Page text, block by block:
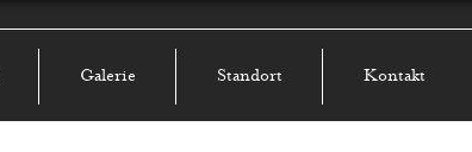
Galerie Standort Kontakt